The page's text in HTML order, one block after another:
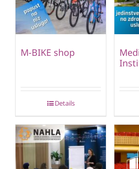
M-BIKE shop
Details